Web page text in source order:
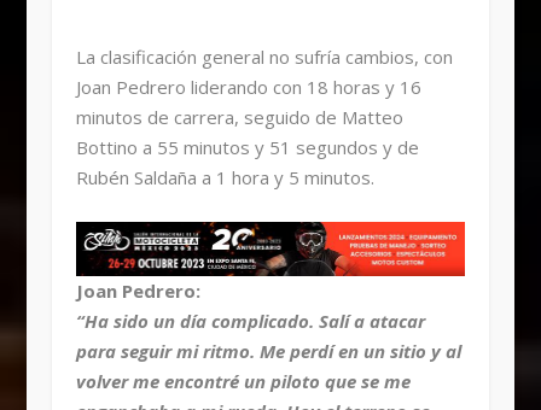
La clasificación general no sufría cambios, con
Joan Pedrero liderando con 18 horas y 16
minutos de carrera, seguido de Matteo
Bottino a 55 minutos y 51 segundos y de
Rubén Saldaña a 1 hora y 5 minutos.
Joan Pedrero:
“Ha sido un día complicado. Salí a atacar
para seguir mi ritmo. Me perdí en un sitio y al
volver me encontré un piloto que se me